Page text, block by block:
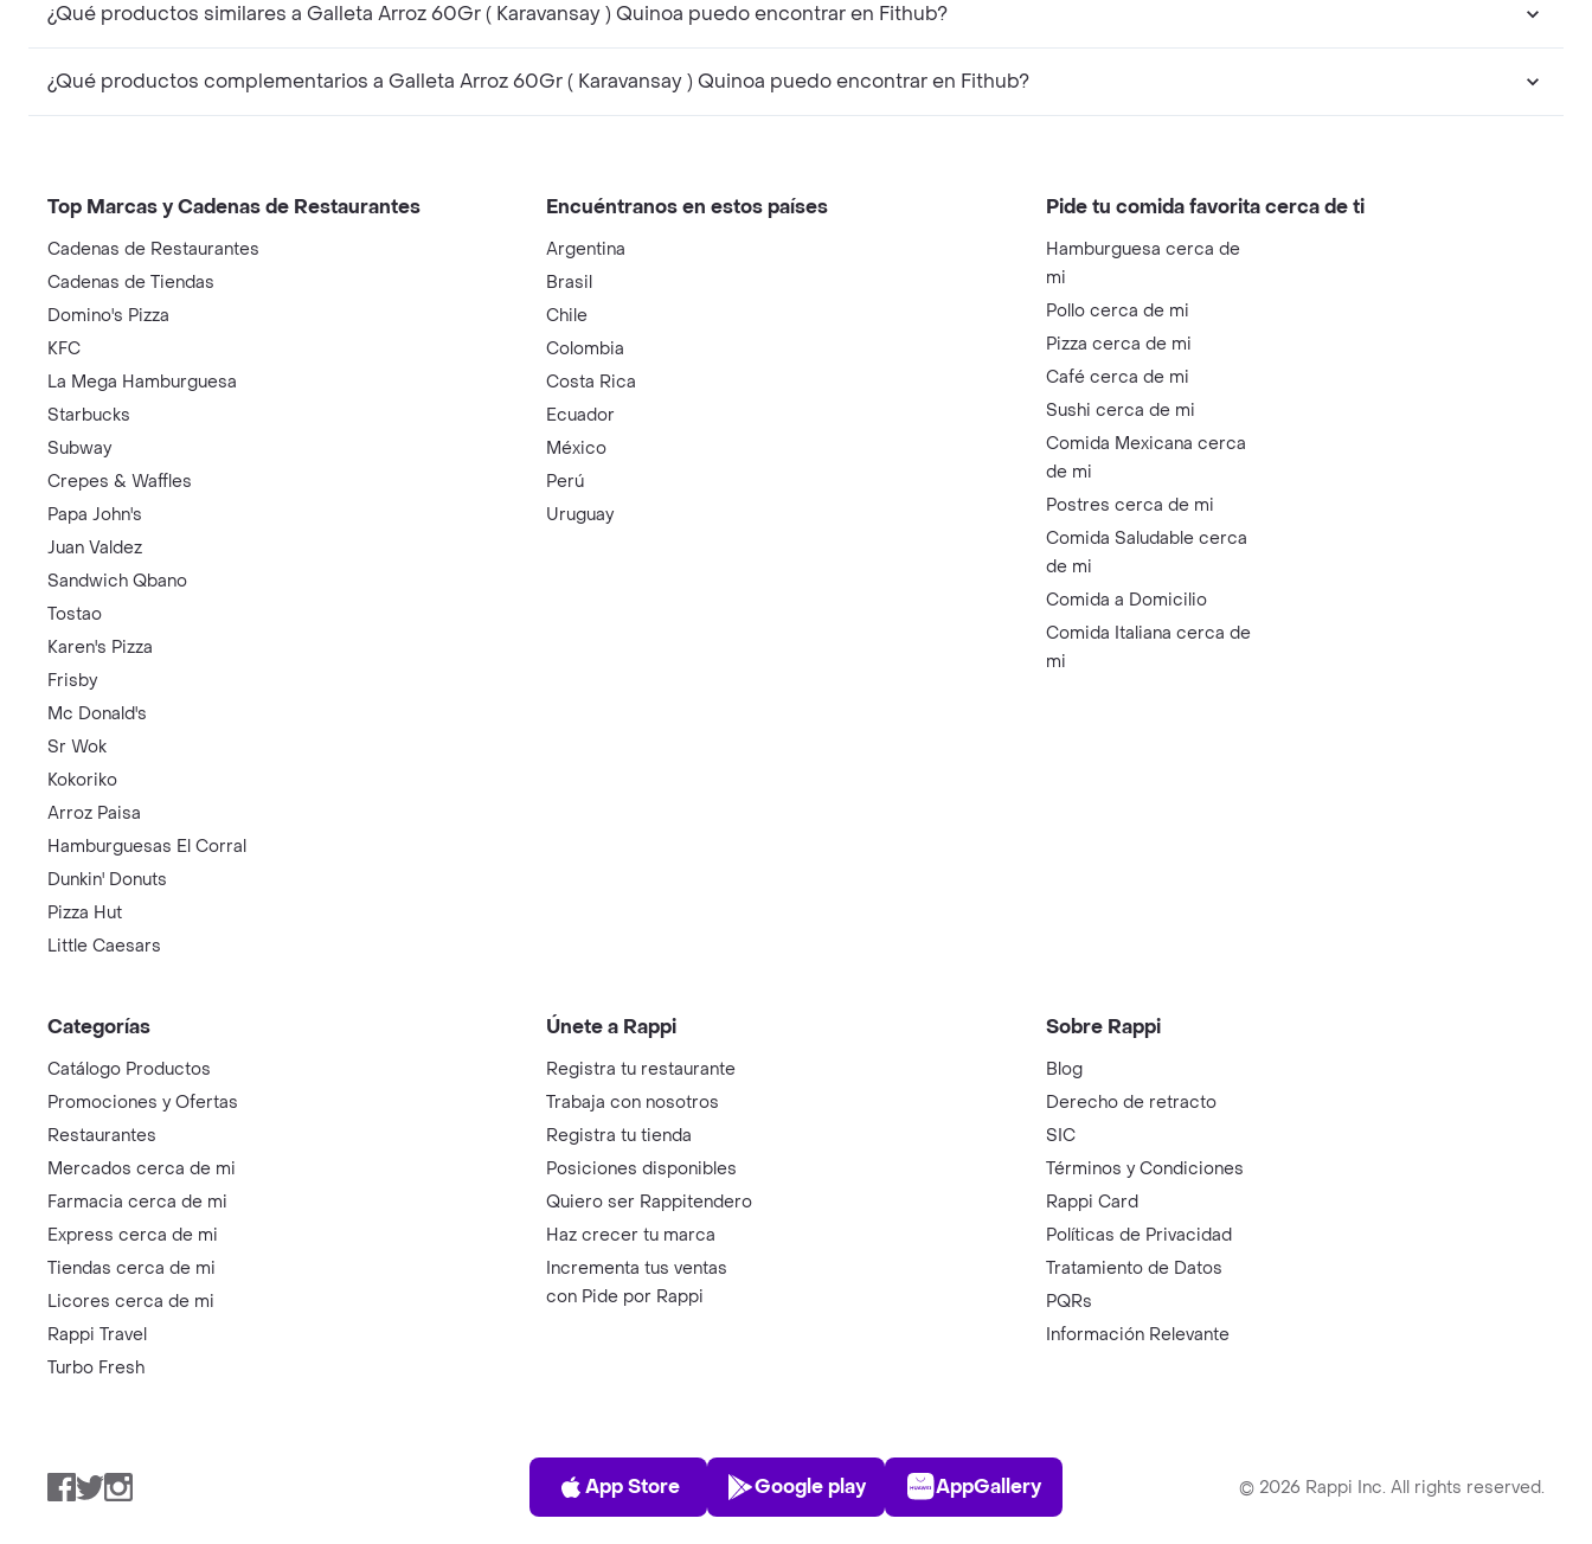
¿Qué productos similares a Galleta Arroz 60Gr ( Karavansay ) Quinoa puedo encontrar en Fithub?
¿Qué productos complementarios a Galleta Arroz 60Gr ( Karavansay ) Quinoa puedo encontrar en Fithub?
Top Marcas y Cadenas de Restaurantes
Cadenas de Restaurantes
Cadenas de Tiendas
Domino's Pizza
KFC
La Mega Hamburguesa
Starbucks
Subway
Crepes & Waffles
Papa John's
Juan Valdez
Sandwich Qbano
Tostao
Karen's Pizza
Frisby
Mc Donald's
Sr Wok
Kokoriko
Arroz Paisa
Hamburguesas El Corral
Dunkin' Donuts
Pizza Hut
Little Caesars
Encuéntranos en estos países
Argentina
Brasil
Chile
Colombia
Costa Rica
Ecuador
México
Perú
Uruguay
Pide tu comida favorita cerca de ti
Hamburguesa cerca de
mi
Pollo cerca de mi
Pizza cerca de mi
Café cerca de mi
Sushi cerca de mi
Comida Mexicana cerca
de mi
Postres cerca de mi
Comida Saludable cerca
de mi
Comida a Domicilio
Comida Italiana cerca de
mi
Categorías
Catálogo Productos
Promociones y Ofertas
Restaurantes
Mercados cerca de mi
Farmacia cerca de mi
Express cerca de mi
Tiendas cerca de mi
Licores cerca de mi
Rappi Travel
Turbo Fresh
Únete a Rappi
Registra tu restaurante
Trabaja con nosotros
Registra tu tienda
Posiciones disponibles
Quiero ser Rappitendero
Haz crecer tu marca
Incrementa tus ventas
con Pide por Rappi
Sobre Rappi
Blog
Derecho de retracto
SIC
Términos y Condiciones
Rappi Card
Políticas de Privacidad
Tratamiento de Datos
PQRs
Información Relevante
Facebook
TwitterInstagram
App Store
App Store
Play Store
Google play
AppGallery
AppGallery © 2026 Rappi Inc. All rights reserved.